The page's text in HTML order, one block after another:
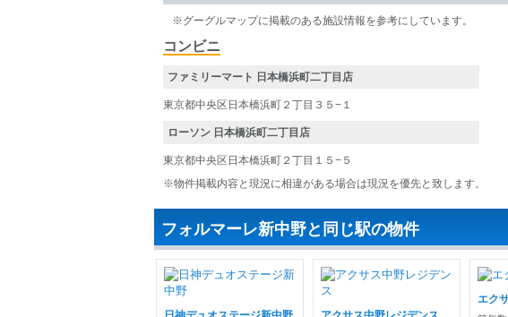
※グーグルマップに掲載のある施設情報を参考にしています。
コンビニ
ファミリーマート 日本橋浜町二丁目店
東京都中央区日本橋浜町２丁目３５−１
ローソン 日本橋浜町二丁目店
東京都中央区日本橋浜町２丁目１５−５
※物件掲載内容と現況に相違がある場合は現況を優先と致します。
フォルマーレ新中野と同じ駅の物件
エク